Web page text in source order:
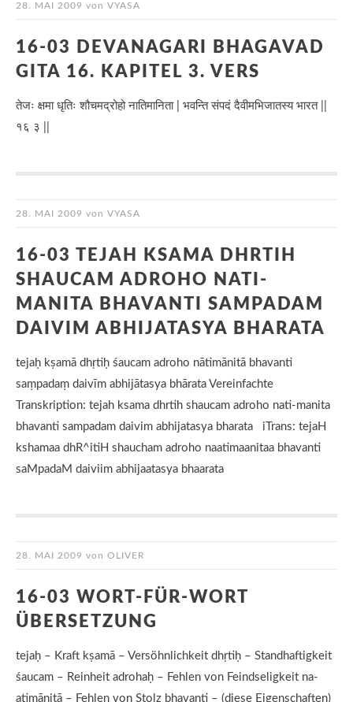
28. MAI 2009 von VYASA
16-03 DEVANAGARI BHAGAVAD
GITA 16. KAPITEL 3. VERS
तेजः क्षमा धृतिः शौचमद्रोहो नातिमानिता | भवन्ति संपदं दैवीमभिजातस्य भारत ||
१६ ३ ||
28. MAI 2009 von VYASA
16-03 TEJAH KSAMA DHRTIH
SHAUCAM ADROHO NATI-
MANITA BHAVANTI SAMPADAM
DAIVIM ABHIJATASYA BHARATA
tejaḥ kṣamā dhṛtiḥ śaucam adroho nātimānitā bhavanti
saṃpadaṃ daivīm abhijātasya bhārata Vereinfachte
Transkription: tejah ksama dhrtih shaucam adroho nati-manita
bhavanti sampadam daivim abhijatasya bharata iTrans: tejaH
kshamaa dhR^itiH shaucham adroho naatimaanitaa bhavanti
saMpadaM daiviim abhijaatasya bhaarata
28. MAI 2009 von OLIVER
16-03 WORT-FÜR-WORT
ÜBERSETZUNG
tejaḥ – Kraft kṣamā – Versöhnlichkeit dhṛtiḥ – Standhaftigkeit
śaucam – Reinheit adrohaḥ – Fehlen von Feindseligkeit na-
atimānitā – Fehlen von Stolz bhavanti – (diese Eigenschaften)